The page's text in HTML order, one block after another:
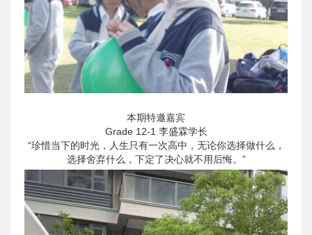
本期特邀嘉宾
Grade 12-1 李盛霖学长
“珍惜当下的时光，人生只有一次高中，无论你选择做什么，
选择舍弃什么，下定了决心就不用后悔。”